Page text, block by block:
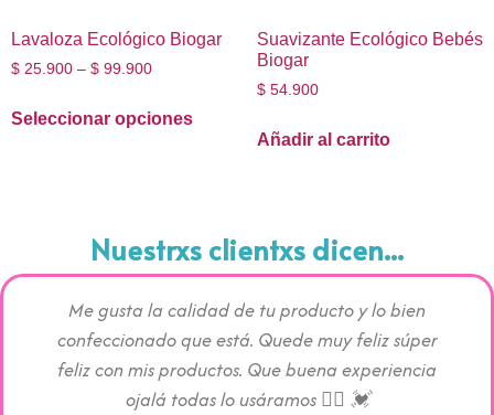
Lavaloza Ecológico Biogar
$ 25.900 – $ 99.900
Seleccionar opciones
Suavizante Ecológico Bebés
Biogar
$54.900
Añadir al carrito
Nuestrxs clientxs dicen...
Me gusta la calidad de tu producto y lo bien
confeccionado que está. Quede muy feliz súper
feliz con mis productos. Que buena experiencia
ojalá todas lo usáramos 👯‍♀️ 💓